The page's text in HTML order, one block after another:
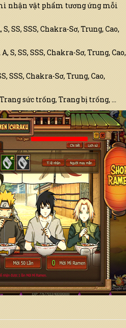
nhận vật phẩm tương ứng mỗi
SS, SSS, Chakra-Sơ, Trung, Cao,
S, SS, SSS, Chakra-Sơ, Trung, Cao,
SSS, Chakra-Sơ, Trung, Cao,
sức trống, Trang bị trống, …